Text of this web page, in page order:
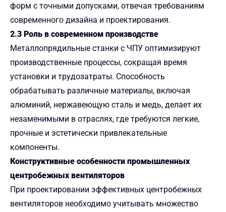
форм с точными допусками, отвечая требованиям
современного дизайна и проектирования.
2.3 Роль в современном производстве
Металлопрядильные станки с ЧПУ оптимизируют
производственные процессы, сокращая время
установки и трудозатраты. Способность
обрабатывать различные материалы, включая
алюминий, нержавеющую сталь и медь, делает их
незаменимыми в отраслях, где требуются легкие,
прочные и эстетически привлекательные
компоненты.
Конструктивные особенности промышленных
центробежных вентиляторов
При проектировании эффективных центробежных
вентиляторов необходимо учитывать множество